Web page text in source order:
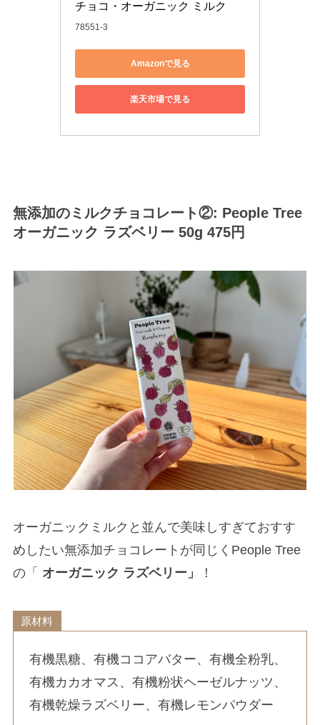
チョコ・オーガニック ミルク
78551-3
Amazonで見る
楽天市場で見る
無添加のミルクチョコレート②: People Tree
オーガニック ラズベリー 50g 475円
オーガニックミルクと並んで美味しすぎておすす
めしたい無添加チョコレートが同じくPeople Tree
の「 オーガニック ラズベリー」 ！
原材料
有機黒糖、有機ココアバター、有機全粉乳、
有機カカオマス、有機粉状ヘーゼルナッツ、
有機乾燥ラズベリー、有機レモンパウダー